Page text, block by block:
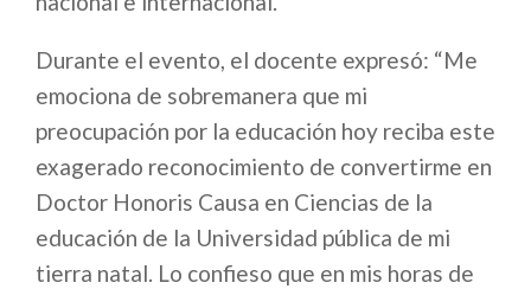
Durante el evento, el docente expresó: “Me
emociona de sobremanera que mi
preocupación por la educación hoy reciba este
exagerado reconocimiento de convertirme en
Doctor Honoris Causa en Ciencias de la
educación de la Universidad pública de mi
tierra natal. Lo confieso que en mis horas de